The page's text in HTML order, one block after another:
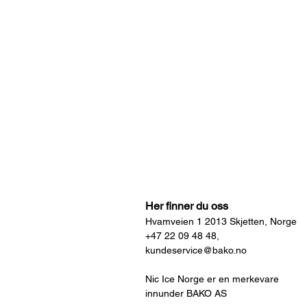
Her finner du oss
Hvamveien 1 2013 Skjetten, Norge
+47 22 09 48 48,
kundeservice@bako.no
Nic Ice Norge er en merkevare
innunder BAKO AS